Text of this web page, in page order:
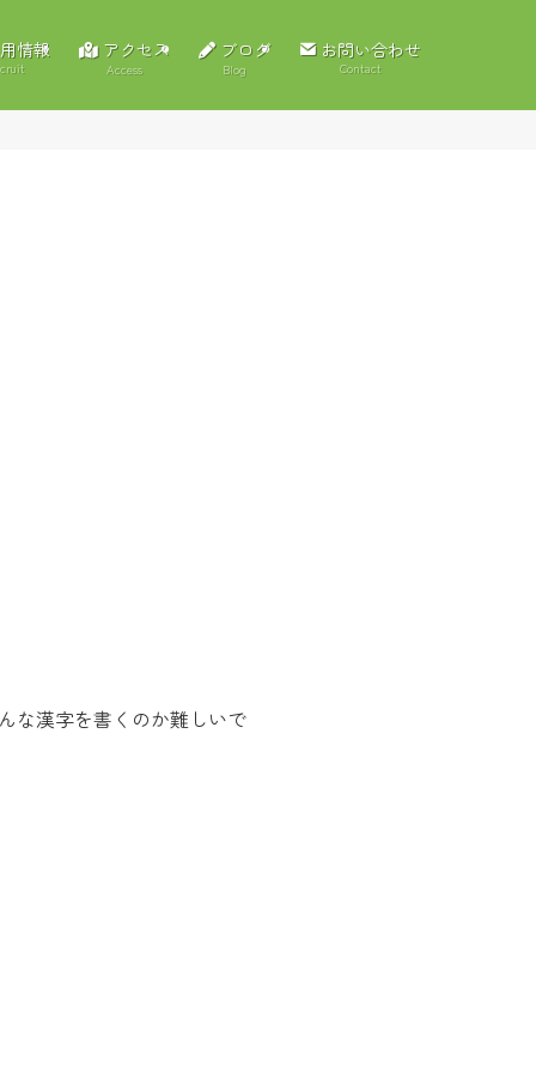
情報 アクセス
Access
ブログ
Blog
お問い合わせ
Contact
な漢字を書くのか難しいで